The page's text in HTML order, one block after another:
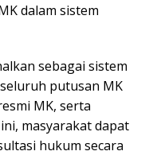
dalam sistem
sebagai sistem
putusan MK
MK, serta
masyarakat dapat
hukum secara